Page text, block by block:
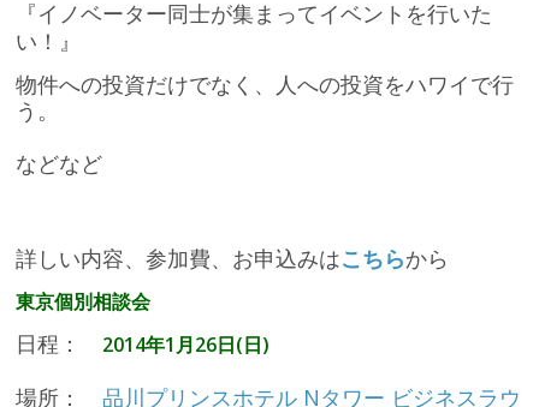
『イノベーター同士が集まってイベントを行いた
い！』
物件への投資だけでなく、人への投資をハワイで行
う。
などなど
詳しい内容、参加費、お申込みはこちらから
東京個別相談会
日程： 2014年1月26日(日)
場所： 品川プリンスホテル Nタワー ビジネスラウ